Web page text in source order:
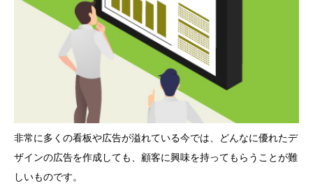
非常に多くの看板や広告が溢れている今では、どんなに優れたデ
ザインの広告を作成しても、顧客に興味を持ってもらうことが難
しいものです。